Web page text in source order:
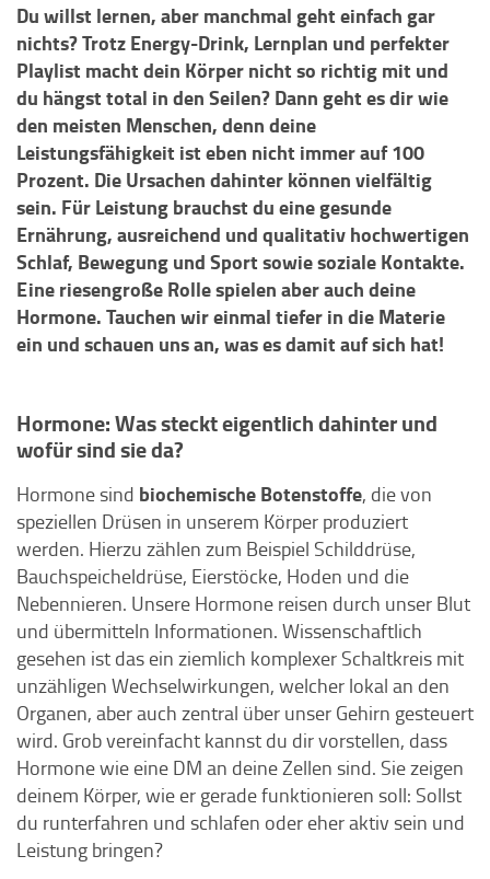
Du willst lernen, aber manchmal geht einfach gar
nichts? Trotz Energy-Drink, Lernplan und perfekter
Playlist macht dein Körper nicht so richtig mit und
du hängst total in den Seilen? Dann geht es dir wie
den meisten Menschen, denn deine
Leistungsfähigkeit ist eben nicht immer auf 100
Prozent. Die Ursachen dahinter können vielfältig
sein. Für Leistung brauchst du eine gesunde
Ernährung, ausreichend und qualitativ hochwertigen
Schlaf, Bewegung und Sport sowie soziale Kontakte.
Eine riesengroße Rolle spielen aber auch deine
Hormone. Tauchen wir einmal tiefer in die Materie
ein und schauen uns an, was es damit auf sich hat!
Hormone: Was steckt eigentlich dahinter und
wofür sind sie da?
Hormone sind biochemische Botenstoffe, die von
speziellen Drüsen in unserem Körper produziert
werden. Hierzu zählen zum Beispiel Schilddrüse,
Bauchspeicheldrüse, Eierstöcke, Hoden und die
Nebennieren. Unsere Hormone reisen durch unser Blut
und übermitteln Informationen. Wissenschaftlich
gesehen ist das ein ziemlich komplexer Schaltkreis mit
unzähligen Wechselwirkungen, welcher lokal an den
Organen, aber auch zentral über unser Gehirn gesteuert
wird. Grob vereinfacht kannst du dir vorstellen, dass
Hormone wie eine DM an deine Zellen sind. Sie zeigen
deinem Körper, wie er gerade funktionieren soll: Sollst
du runterfahren und schlafen oder eher aktiv sein und
Leistung bringen?